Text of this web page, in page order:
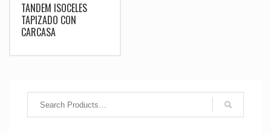
TANDEM ISOCELES
TAPIZADO CON
CARCASA